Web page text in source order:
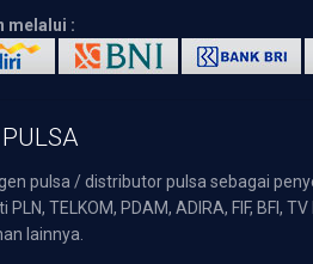
melalui :
pulsa / distributor pulsa sebagai
PLN, TELKOM, PDAM, ADIRA, FIF,
lainnya.